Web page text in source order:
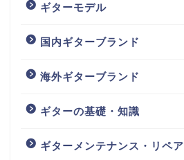
ギターモデル
国内ギターブランド
海外ギターブランド
ギターの基礎・知識
ギターメンテナンス・リペア